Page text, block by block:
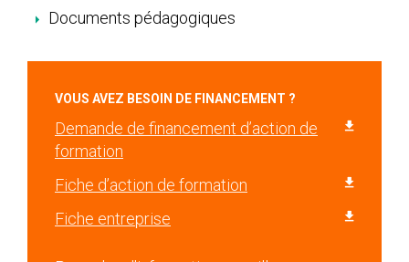
Documents pédagogiques
VOUS AVEZ BESOIN DE FINANCEMENT ?
Demande de financement d’action de
formation
Fiche d’action de formation
Fiche entreprise